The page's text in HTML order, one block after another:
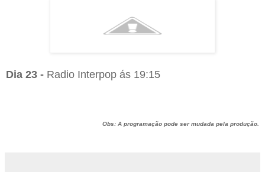
Dia 23 - Radio Interpop ás 19:15
Obs: A programação pode ser mudada pela produção.